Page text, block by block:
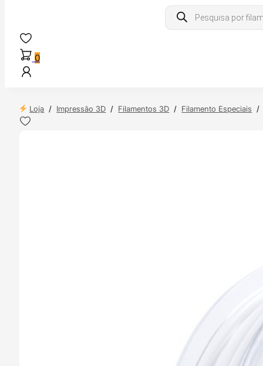
Products
search
0
Loja / Impressão 3D / Filamentos 3D / Filamento Especiais /